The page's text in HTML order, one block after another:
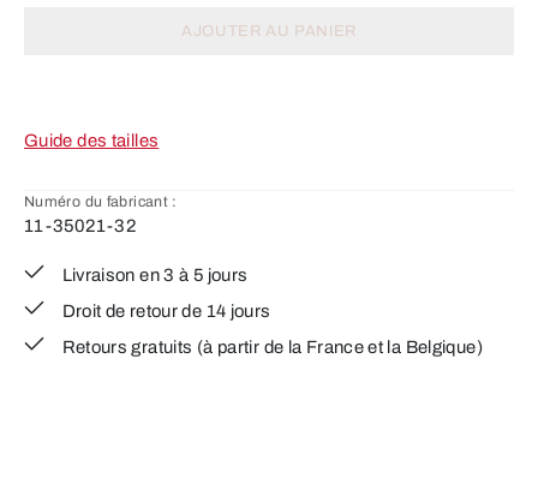
AJOUTER AU PANIER
Guide des tailles
Numéro du fabricant :
11-35021-32
Livraison en 3 à 5 jours
Droit de retour de 14 jours
Retours gratuits (à partir de la France et la Belgique)